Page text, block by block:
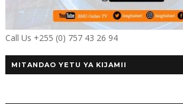
Call Us +255 (0) 757 43 26 94
MITANDAO YETU YA KIJAMII